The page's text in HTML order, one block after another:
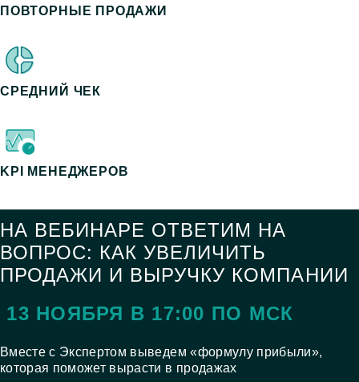
ПОВТОРНЫЕ ПРОДАЖИ
СРЕДНИЙ ЧЕК
KPI МЕНЕДЖЕРОВ
НА ВЕБИНАРЕ ОТВЕТИМ НА
ВОПРОС: КАК УВЕЛИЧИТЬ
ПРОДАЖИ И ВЫРУЧКУ КОМПАНИИ
13 НОЯБРЯ В 17:00 ПО МСК
Вместе с Экспертом выведем «формулу прибыли»,
которая поможет вырасти в продажах